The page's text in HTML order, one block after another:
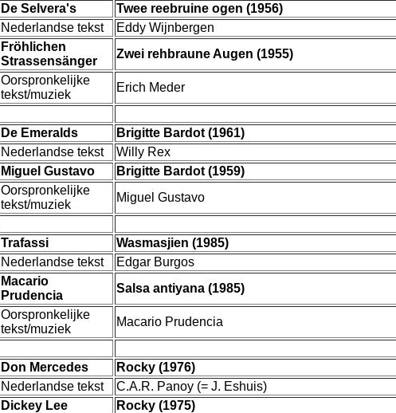
De Selvera's
Twee reebruine ogen (1956)
Nederlandse tekst
Eddy Wijnbergen
Fröhlichen
Strassensänger
Zwei rehbraune Augen (1955)
Oorspronkelijke
tekst/muziek
Erich Meder
De Emeralds
Brigitte Bardot (1961)
Nederlandse tekst
Willy Rex
Miguel Gustavo
Brigitte Bardot (1959)
Oorspronkelijke
tekst/muziek
Miguel Gustavo
Trafassi
Wasmasjien (1985)
Nederlandse tekst
Edgar Burgos
Macario
Prudencia
Salsa antiyana (1985)
Oorspronkelijke
tekst/muziek
Macario Prudencia
Don Mercedes
Rocky (1976)
Nederlandse tekst
C.A.R. Panoy (= J. Eshuis)
Dickey Lee
Rocky (1975)